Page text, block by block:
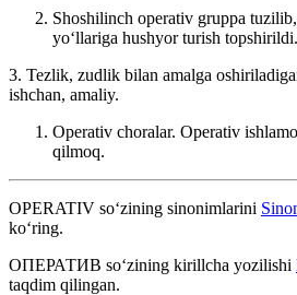
Shoshilinch operativ gruppa
yoʻllariga hushyor turish topshirildi.
3. Tezlik, zudlik bilan amalga
ishchan, amaliy.
Operativ choralar. Operativ
qilmoq.
OPERATIV so‘zining sinonimlarini
ko‘ring.
ОПЕРАТИВ so‘zining kirillcha yozilishi
taqdim qilingan.